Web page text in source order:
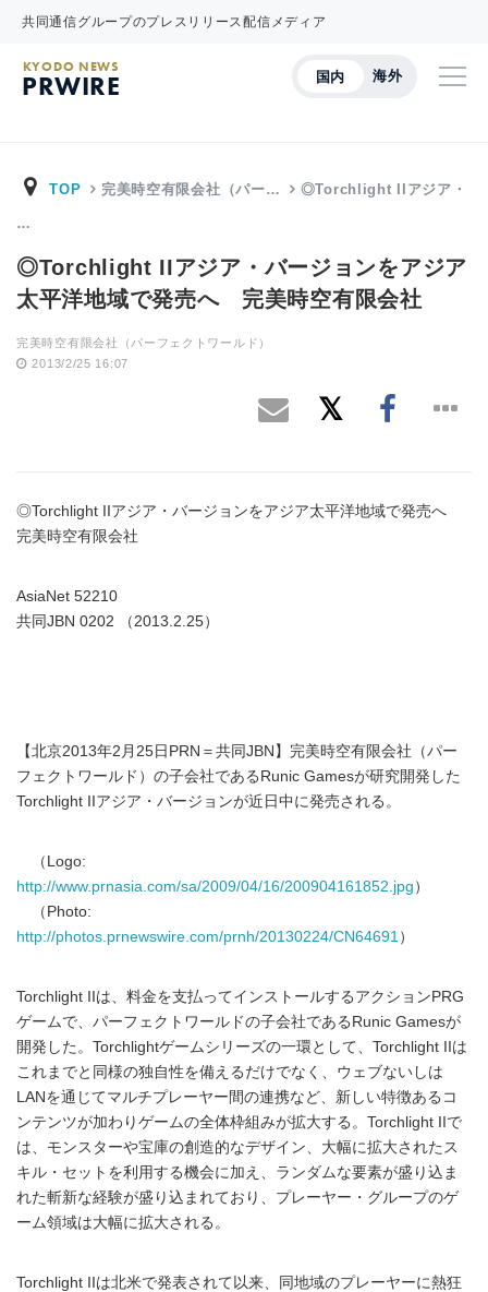
共同通信グループのプレスリリース配信メディア
国内 海外
KYODO NEWS
PRWIRE
TOP 完美時空有限会社（パー… ◎Torchlight IIアジア・
…
◎Torchlight IIアジア・バージョンをアジア
太平洋地域で発売へ 完美時空有限会社
完美時空有限会社（パーフェクトワールド）
2013/2/25 16:07
◎Torchlight IIアジア・バージョンをアジア太平洋地域で発売へ
完美時空有限会社
AsiaNet 52210
共同JBN 0202 （2013.2.25）
【北京2013年2月25日PRN＝共同JBN】完美時空有限会社（パー
フェクトワールド）の子会社であるRunic Gamesが研究開発した
Torchlight IIアジア・バージョンが近日中に発売される。
（Logo:
http://www.prnasia.com/sa/2009/04/16/200904161852.jpg ）
（Photo:
http://photos.prnewswire.com/prnh/20130224/CN64691）
Torchlight IIは、料金を支払ってインストールするアクションPRG
ゲームで、パーフェクトワールドの子会社であるRunic Gamesが
開発した。Torchlightゲームシリーズの一環として、Torchlight IIは
これまでと同様の独自性を備えるだけでなく、ウェブないしは
LANを通じてマルチプレーヤー間の連携など、新しい特徴あるコ
ンテンツが加わりゲームの全体枠組みが拡大する。Torchlight IIで
は、モンスターや宝庫の創造的なデザイン、大幅に拡大されたス
キル・セットを利用する機会に加え、ランダムな要素が盛り込ま
れた斬新な経験が盛り込まれており、プレーヤー・グループのゲ
ーム領域は大幅に拡大される。
Torchlight IIは北米で発表されて以来、同地域のプレーヤーに熱狂